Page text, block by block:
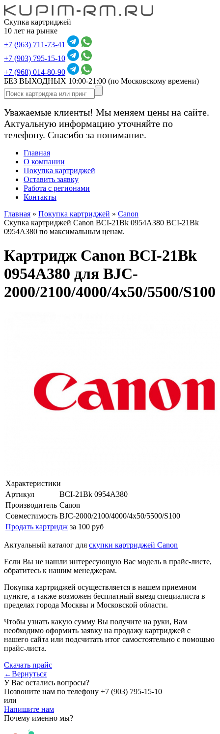
Скупка картриджей
10 лет на рынке
+7 (963) 711-73-41
+7 (903) 795-15-10
+7 (968) 014-80-90
БЕЗ ВЫХОДНЫХ 10:00-21:00 (по Московскому времени)
Уважаемые клиенты! Мы меняем цены на сайте.
Актуальную информацию уточняйте по
телефону. Спасибо за понимание.
Главная
О компании
Покупка картриджей
Оставить заявку
Работа с регионами
Контакты
Главная » Покупка картриджей » Canon
Скупка картриджей Canon BCI-21Bk 0954A380 BCI-21Bk
0954A380 по максимальным ценам.
Картридж Canon BCI-21Bk
0954A380 для BJC-
2000/2100/4000/4x50/5500/S100
Характеристики
Артикул
BCI-21Bk 0954A380
Производитель Canon
Совместимость BJC-2000/2100/4000/4x50/5500/S100
Продать картридж за 100 руб
Актуальный каталог для скупки картриджей Canon
Если Вы не нашли интересующую Вас модель в прайс-листе,
обратитесь к нашим менеджерам.
Покупка картриджей осуществляется в нашем приемном
пункте, а также возможен бесплатный выезд специалиста в
пределах города Москвы и Московской области.
Чтобы узнать какую сумму Вы получите на руки, Вам
необходимо оформить заявку на продажу картриджей с
нашего сайта или подсчитать итог самостоятельно с помощью
прайс-листа.
Скачать прайс
←Вернуться
У Вас остались вопросы?
Позвоните нам по телефону +7 (903) 795-15-10
или
Напишите нам
Почему именно мы?